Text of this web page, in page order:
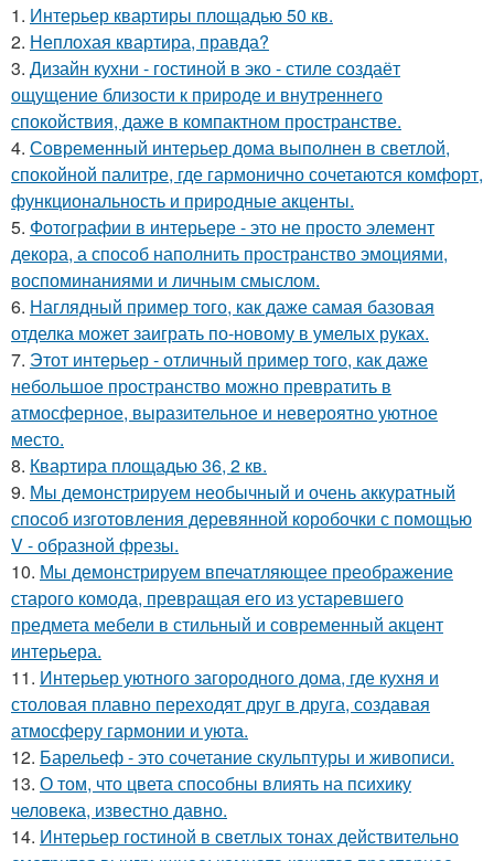
1. Интерьер квартиры площадью 50 кв.
2. Неплохая квартира, правда?
3. Дизайн кухни - гостиной в эко - стиле создаёт
ощущение близости к природе и внутреннего
спокойствия, даже в компактном пространстве.
4. Современный интерьер дома выполнен в светлой,
спокойной палитре, где гармонично сочетаются комфорт,
функциональность и природные акценты.
5. Фотографии в интерьере - это не просто элемент
декора, а способ наполнить пространство эмоциями,
воспоминаниями и личным смыслом.
6. Наглядный пример того, как даже самая базовая
отделка может заиграть по-новому в умелых руках.
7. Этот интерьер - отличный пример того, как даже
небольшое пространство можно превратить в
атмосферное, выразительное и невероятно уютное
место.
8. Квартира площадью 36, 2 кв.
9. Мы демонстрируем необычный и очень аккуратный
способ изготовления деревянной коробочки с помощью
V - образной фрезы.
10. Мы демонстрируем впечатляющее преображение
старого комода, превращая его из устаревшего
предмета мебели в стильный и современный акцент
интерьера.
11. Интерьер уютного загородного дома, где кухня и
столовая плавно переходят друг в друга, создавая
атмосферу гармонии и уюта.
12. Барельеф - это сочетание скульптуры и живописи.
13. О том, что цвета способны влиять на психику
человека, известно давно.
14. Интерьер гостиной в светлых тонах действительно